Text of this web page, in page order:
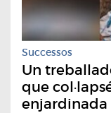
Successos
Un
que
enjardinada